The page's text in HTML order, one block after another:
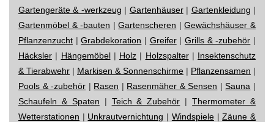
Gartengeräte & -werkzeug | Gartenhäuser| Gartenkleidung |
Gartenmöbel & -bauten |Gartenscheren |Gewächshäuser &
Pflanzenzucht |Grabdekoration | Greifer|Grills & -zubehör |
Häcksler | Hängemöbel| Holz | Holzspalter| Insektenschutz
& Tierabwehr | Markisen & Sonnenschirme | Pflanzensamen |
Pools & -zubehör | Rasen | Rasenmäher & Sensen |Sauna |
Schaufeln & Spaten | Teich & Zubehör |Thermometer &
Wetterstationen | Unkrautvernichtung | Windspiele|Zäune &